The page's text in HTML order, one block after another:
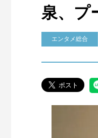
泉、プ
エンタメ総合